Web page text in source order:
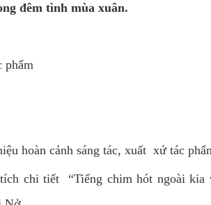
đêm tình mùa xuân.
phẩm
hoàn cảnh sáng tác, xuất xứ tác
chi tiết “Tiếng chim hót ngoài kia